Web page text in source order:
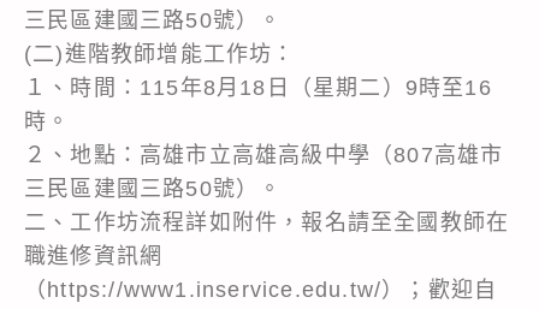
三民區建國三路50號）。
(二)進階教師增能工作坊：
１、時間：115年8月18日（星期二）9時至16
時。
２、地點：高雄市立高雄高級中學（807高雄市
三民區建國三路50號）。
二、工作坊流程詳如附件，報名請至全國教師在
職進修資訊網
（https://www1.inservice.edu.tw/）；歡迎自